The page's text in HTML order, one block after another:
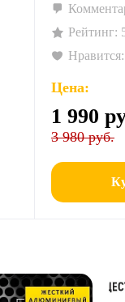
Рейтинг:
Цена:
1 990
3 980 руб.